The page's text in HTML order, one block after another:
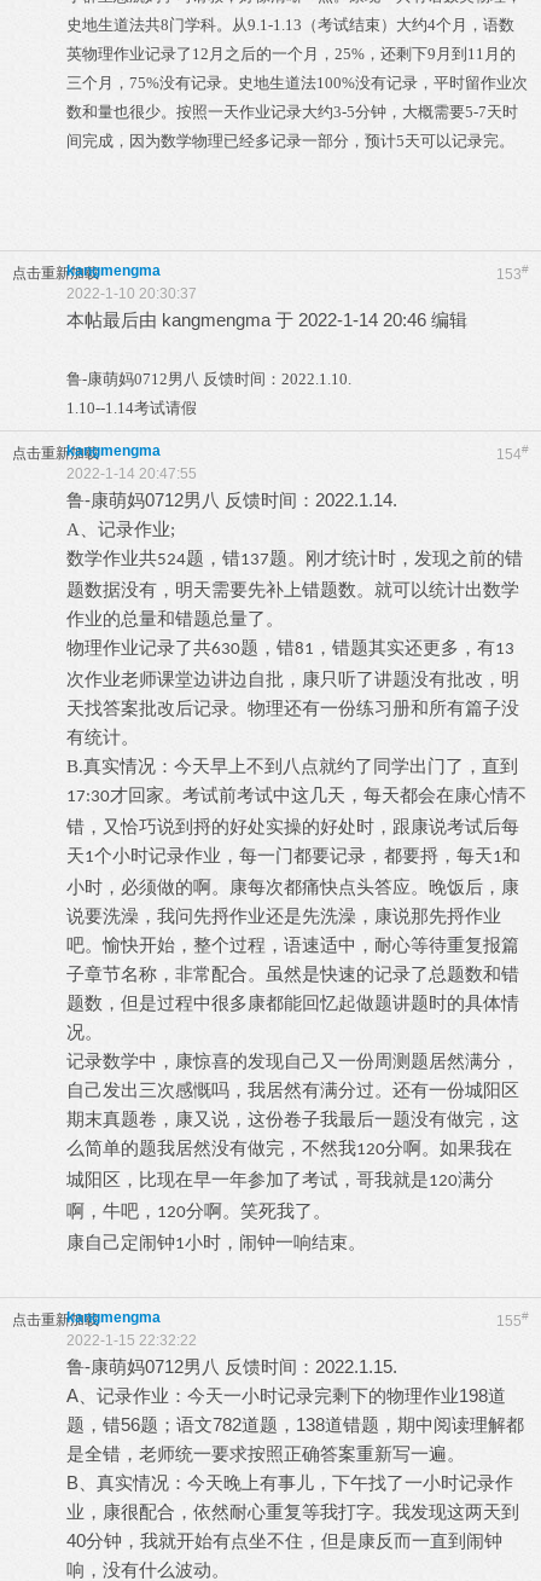
史地生道法共8门学科。从9.1-1.13 （考试结束）大约4个月，语数
英物理作业记录了 12 月之后的一个月， 25% ，还剩下9 月到 11 月的
三个月， 75%没有记录。史地生道法100%没有记录，平时留作业次
数和量也很少。按照一天作业记录大约3-5分钟，大概需要5-7天时
间完成，因为数学物理已经多记录一部分，预计5天可以记录完。
点击重新加载 153#
kangmengma
2022-1-10 20:30:37
本帖最后由 kangmengma 于 2022-1-14 20:46 编辑
鲁-康萌妈0712男八 反馈时间：2022.1.10.
1.10--1.14考试请假
点击重新加载 154#
kangmengma
2022-1-14 20:47:55
鲁-康萌妈0712男八 反馈时间：2022.1.14.
A、记录作业;
数学作业共524题，错137题。刚才统计时，发现之前的错
题数据没有，明天需要先补上错题数。就可以统计出数学
作业的总量和错题总量了。
物理作业记录了共630题，错81 ，错题其实还更多，有13
次作业老师课堂边讲边自批，康只听了讲题没有批改，明
天找答案批改后记录。物理还有一份练习册和所有篇子没
有统计。
B.真实情况：今天早上不到八点就约了同学出门了，直到
17:30才回家。考试前考试中这几天，每天都会在康心情不
错，又恰巧说到捋的好处实操的好处时，跟康说考试后每
天1个小时记录作业，每一门都要记录，都要捋，每天1和
小时，必须做的啊。康每次都痛快点头答应。晚饭后，康
说要洗澡，我问先捋作业还是先洗澡，康说那先捋作业
吧。愉快开始，整个过程，语速适中，耐心等待重复报篇
子章节名称，非常配合。虽然是快速的记录了总题数和错
题数，但是过程中很多康都能回忆起做题讲题时的具体情
况。
记录数学中，康惊喜的发现自己又一份周测题居然满分，
自己发出三次感慨吗，我居然有满分过。还有一份城阳区
期末真题卷，康又说，这份卷子我最后一题没有做完，这
么简单的题我居然没有做完，不然我120分啊。如果我在
城阳区，比现在早一年参加了考试，哥我就是120满分
啊，牛吧， 120分啊。笑死我了。
康自己定闹钟1小时，闹钟一响结束。
点击重新加载 155#
kangmengma
2022-1-15 22:32:22
鲁-康萌妈0712男八 反馈时间：2022.1.15.
A、记录作业：今天一小时记录完剩下的物理作业198道
题，错56题；语文782道题，138道错题，期中阅读理解都
是全错，老师统一要求按照正确答案重新写一遍。
B、真实情况：今天晚上有事儿，下午找了一小时记录作
业，康很配合，依然耐心重复等我打字。我发现这两天到
40分钟，我就开始有点坐不住，但是康反而一直到闹钟
响，没有什么波动。